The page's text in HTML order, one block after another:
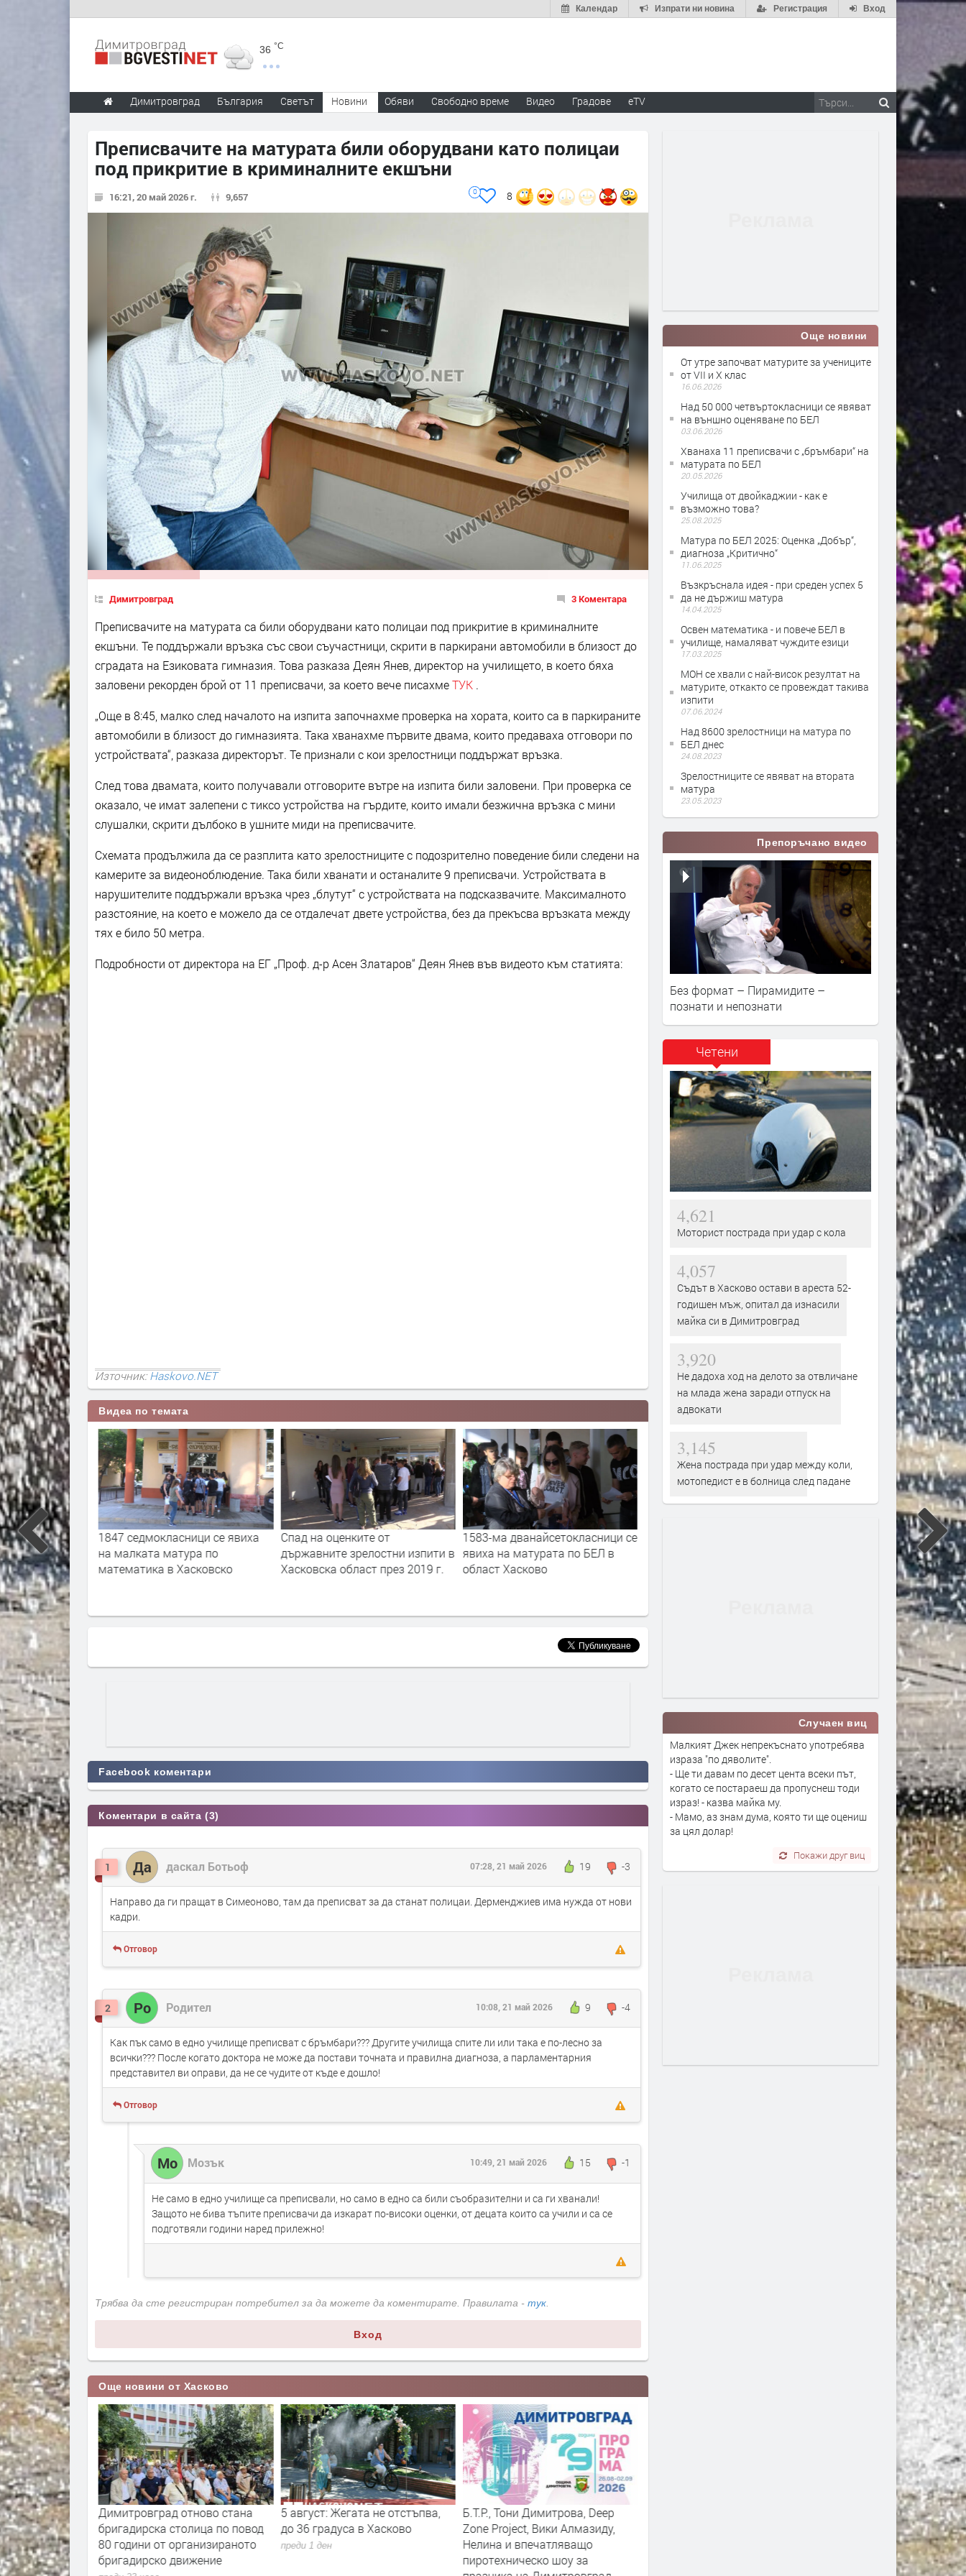
Вход
Регистрация
Изпрати ни новина
Календар
36 °C
Димитровград България Светът Новини Обяви Свободно време Видео Градове eTV
Преписвачите на матурата били оборудвани като полицаи
под прикритие в криминалните екшъни
16:21, 20 май 2026 г. 9,657 8
0
Димитровград 3 Коментара
Преписвачите на матурата са били оборудвани като полицаи под прикритие в криминалните
екшъни. Те поддържали връзка със свои съучастници, скрити в паркирани автомобили в близост до
сградата на Езиковата гимназия. Това разказа Деян Янев, директор на училището, в което бяха
заловени рекорден брой от 11 преписвачи, за което вече писахмеТУК .
„Още в 8:45, малко след началото на изпита започнахме проверка на хората, които са в паркираните
автомобили в близост до гимназията. Така хванахме първите двама, които предаваха отговори по
устройствата“, разказа директорът. Те признали с кои зрелостници поддържат връзка.
След това двамата, които получавали отговорите вътре на изпита били заловени. При проверка се
оказало, че имат залепени с тиксо устройства на гърдите, които имали безжична връзка с мини
слушалки, скрити дълбоко в ушните миди на преписвачите.
Схемата продължила да се разплита като зрелостниците с подозрително поведение били следени на
камерите за видеоноблюдение. Така били хванати и останалите 9 преписвачи. Устройствата в
нарушителите поддържали връзка чрез „блутут“ с устройствата на подсказвачите. Максималното
разстояние, на което е можело да се отдалечат двете устройства, без да прекъсва връзката между
тях е било 50 метра.
Подробности от директора на ЕГ „Проф. д-р Асен Златаров“ Деян Янев във видеото към статията:
Източник:Haskovo.NET
Видеа по темата
са
показват
1847 седмокласници се явиха
на малката матура по
математика в Хасковско
Спад на оценките от
държавните зрелостни изпити в
Хасковска област през 2019 г.
1583-ма дванайсетокласници се
явиха на матурата по БЕЛ в
област Хасково
1 703 ученици в
област са заявили
се явят на първия
изпит по български език
Facebook коментари
Коментари в сайта (3)
1 Да даскал Ботьоф 19 -3
07:28, 21 май 2026
Направо да ги пращат в Симеоново, там да преписват за да станат полицаи. Дерменджиев има нужда от нови
кадри.
Отговор
2 Ро Родител 9 -4
10:08, 21 май 2026
Как пък само в едно училище преписват с бръмбари??? Другите училища спите ли или така е по-лесно за
всички??? После когато доктора не може да постави точната и правилна диагноза, а парламентарния
представител ви оправи, да не се чудите от къде е дошло!
Отговор
Мо Мозък 15 -1
10:49, 21 май 2026
Не само в едно училище са преписвали, но само в едно са били съобразителни и са ги хванали!
Защото не бива тъпите преписвачи да изкарат по-високи оценки, от децата които са учили и са се
подготвяли години наред прилежно!
Трябва да сте регистриран потребител за да можете да коментирате. Правилата - тук
Вход
Още новини от Хасково
нимфите и
сцена на
„Даскал“ с
Димитровград отново стана
бригадирска столица по повод
80 години от организираното
бригадирско движение
5 август: Жегата не отстъпва,
до 36 градуса в Хасково
преди 1 ден
Б.Т.Р., Тони Димитрова, Deep
Zone Project, Вики Алмазиду,
Нелина и впечатляващо
пиротехническо шоу за
Димитровград ще бъде
домакин на
бригадирска среща по
години от
Още новини
От утре започват матурите за учениците
от VII и X клас
16.06.2026
Над 50 000 четвъртокласници се явяват
на външно оценяване по БЕЛ
03.06.2026
Хванаха 11 преписвачи с „бръмбари“ на
матурата по БЕЛ
20.05.2026
Училища от двойкаджии - как е
възможно това?
25.08.2025
Матура по БЕЛ 2025: Оценка „Добър“,
диагноза „Критично“
11.06.2025
Възкръснала идея - при среден успех 5
да не държиш матура
14.04.2025
Освен математика - и повече БЕЛ в
училище, намаляват чуждите езици
17.03.2025
МОН се хвали с най-висок резултат на
матурите, откакто се провеждат такива
изпити
07.06.2024
Над 8600 зрелостници на матура по
БЕЛ днес
24.08.2023
Зрелостниците се явяват на втората
матура
23.05.2023
Препоръчано видео
Без формат – Пирамидите –
познати и непознати
Четени
4,621
Моторист пострада при удар с кола
4,057
Съдът в Хасково остави в ареста 52-
годишен мъж, опитал да изнасили
майка си в Димитровград
3,920
Не дадоха ход на делото за отвличане
на млада жена заради отпуск на
адвокати
3,145
Жена пострада при удар между коли,
мотопедист е в болница след падане
Случаен виц
Малкият Джек непрекъснато употребява
израза "по дяволите".
- Ще ти давам по десет цента всеки път,
когато се постараеш да пропуснеш тоди
израз! - казва майка му.
- Мамо, аз знам дума, която ти ще оцениш
за цял долар!
Покажи друг виц